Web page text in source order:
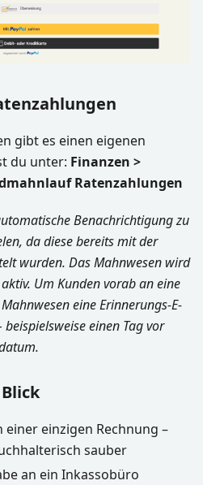
gibt es einen eigenen
du unter: Finanzen >
Ratenzahlungen
Benachrichtigung zu
da diese bereits mit der
wurden. Das Mahnwesen wird
Um Kunden vorab an eine
eine Erinnerungs-E-
einen Tag vor
einer einzigen Rechnung –
sauber
an ein Inkassobüro